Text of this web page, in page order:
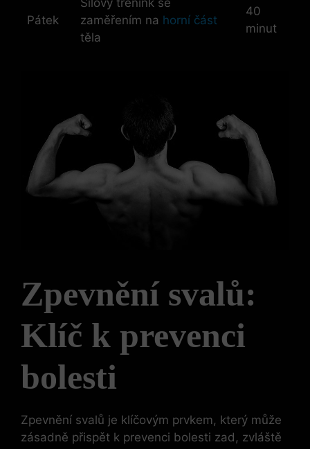
Pátek
Silový trénink se
zaměřením na horní část
těla
40
minut
Zpevnění svalů:
Klíč k prevenci
bolesti
Zpevnění svalů je klíčovým prvkem, který může
zásadně přispět k prevenci bolesti zad, zvláště